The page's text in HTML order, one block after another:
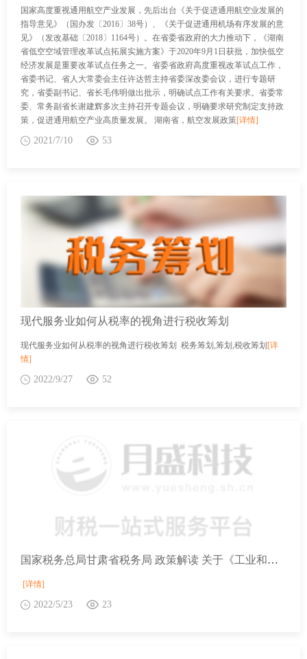
国家高度重视通用航空产业发展，先后出台《关于促进通用航空业发展的
指导意见》（国办发〔2016〕38号）、《关于促进通用机场有序发展的意
见》（发改基础〔2018〕1164号）。在省委省政府的大力推动下，《湖南
省低空空域管理改革试点拓展实施方案》于2020年9月1日获批，加快低空
经济发展是重要改革试点任务之一。省委省政府高度重视改革试点工作，
省委书记、省人大常委会主任许达哲主持省委深改委会议，进行专题研
究，省委副书记、省长毛伟明做出批示，明确试点工作有关要求。省委常
委、常务副省长谢建辉多次主持召开专题会议，明确要求研究制定支持政
策，促进通用航空产业高质量发展。 湖南省，航空发展政策[详情]
2021/7/10 53
现代服务业如何从税率的视角进行税收筹划
现代服务业如何从税率的视角进行税收筹划 税务筹划,筹划,税收筹划 [详
情]
2022/9/27 52
国家税务总局甘肃省税务局 政策解读 关于《工业和信息化部关于发布〈免征车辆购置税的设有固定装置的非运输专用作业车辆目录〉（第五批）的公告》的解读
[详情]
2022/5/23 23